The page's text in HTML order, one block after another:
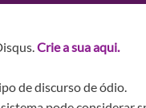
Crie a sua aqui.
de discurso de ódio.